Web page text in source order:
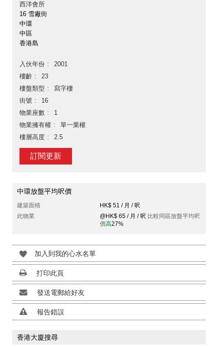
西洋會所
16 雪廠街
中環
中區
香港島
入伙年份
2001
樓齡
23
樓盤類型
寫字樓
街號
16
物業座數
1
物業擁有權
單一業權
樓層高度
2.5
訂閱更新
中環放盤平均呎價
建築面積
HK$ 51 / 月 / 呎
此物業
@HK$ 65 / 月 / 呎 比較同區放盤平均呎
價高27%
加入到我的心水名單
打印此頁
發送電郵給好友
報告錯誤
香港大廈搜尋